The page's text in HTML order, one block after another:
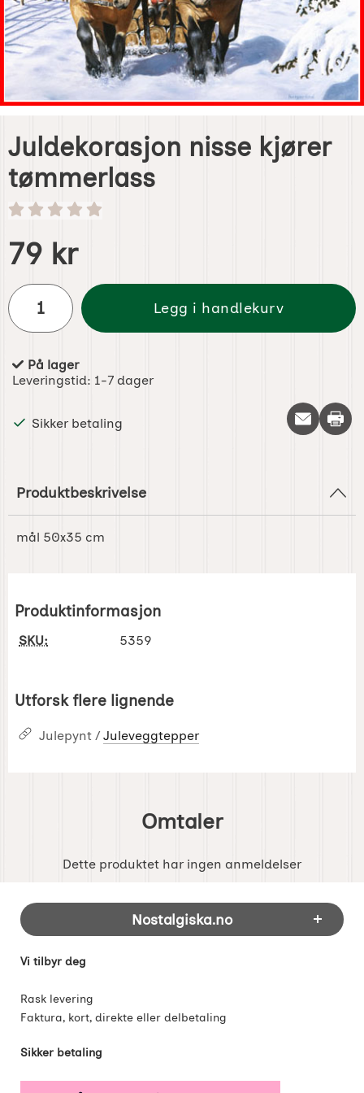
Juldekorasjon nisse kjører
tømmerlass
Handle dette produktet, Juldekorasjon nisse kjører
pris
79 kr
antall
Legg i handlekurv
Produkttilgjengelighet:
På lager
Leveringstid: 1-7 dager
Sikker betaling Skriv
Produktbeskrivelse
mål 50x35 cm
Produktinformasjon
SKU: 5359
Utforsk flere lignende
Julepynt / Juleveggtepper
Omtaler
Dette produktet har ingen anmeldelser
Footer-innhold Blandet informasjon og
Nostalgiska.no
Vi tilbyr deg
Rask levering
Faktura, kort, direkte eller delbetaling
Sikker betaling